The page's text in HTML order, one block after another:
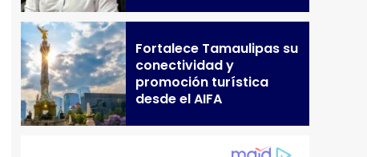
Fortalece Tamaulipas su
conectividad y
promoción turística
desde el AIFA